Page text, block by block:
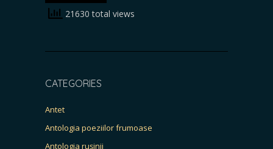
21630 total views
CATEGORIES
Antet
Antologia poeziilor frumoase
Antologia rușinii